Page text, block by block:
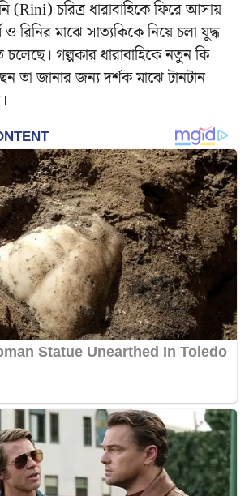
(Rini) চরিত্র ধারাবাহিকে ফিরে আসায়
ও রিনির মাঝে সাত্যকিকে নিয়ে চলা যুদ্ধ
গল্পকার ধারাবাহিকে নতুন কি
তা জানার জন্য দর্শক মাঝে টানটান